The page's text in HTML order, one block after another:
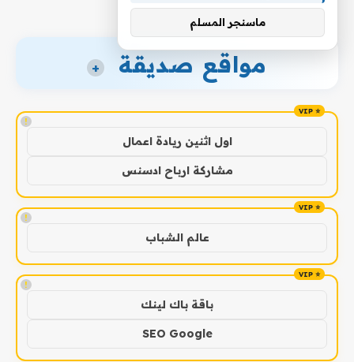
مواقع صديقة +
!
اول اثنين ريادة اعمال
مشاركة ارباح ادسنس
!
عالم الشباب
!
باقة باك لينك
SEO Google
ماسنجر المسلم